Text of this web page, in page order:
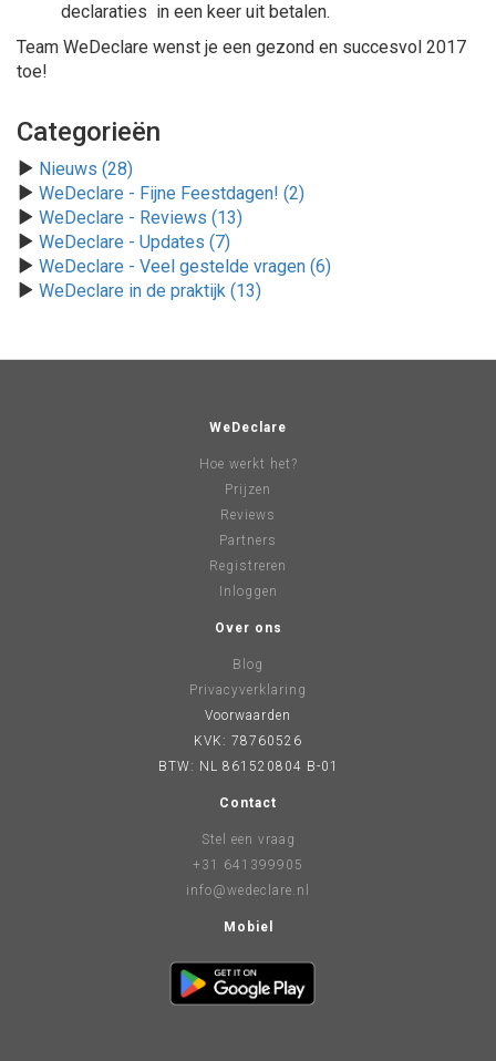
declaraties in een keer uit betalen.
Team WeDeclare wenst je een gezond en succesvol 2017
toe!
Categorieën
Nieuws (28)
WeDeclare - Fijne Feestdagen! (2)
WeDeclare - Reviews (13)
WeDeclare - Updates (7)
WeDeclare - Veel gestelde vragen (6)
WeDeclare in de praktijk (13)
WeDeclare
Hoe werkt het?
Prijzen
Reviews
Partners
Registreren
Inloggen
Over ons
Blog
Privacyverklaring
Voorwaarden
KVK: 78760526
BTW: NL 861520804 B-01
Contact
Stel een vraag
+31 641399905
info@wedeclare.nl
Mobiel